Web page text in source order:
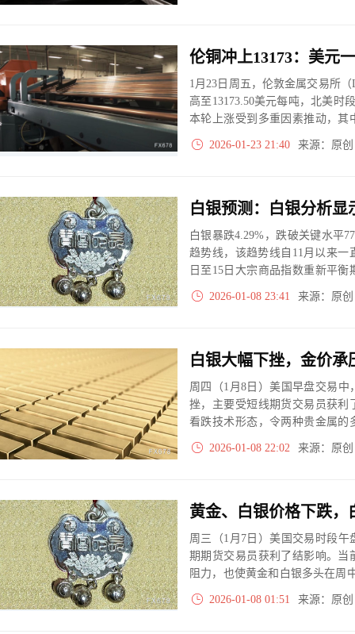
伦铜冲上13173：美元
1月23日周五，伦敦金属交易所
高至13173.50美元每吨，北美时
本轮上涨受到多重因素推动，其
得自去年6月以来最明显的单周
力上升，非美资金购买意愿增
2026-01-23 21:40 来源：原
白银预测：白银分析
白银暴跌4.29%，跌破关键水平
趋势线，该趋势线自11月以来一
日至15日大宗商品指数重新平
风险。
2026-01-08 23:41 来源：原
白银大幅下挫，金价承
周四（1月8日）美国早盘交易
挫，主要受短线期货交易员获利
看跌技术形态，令两种贵金属的
的交易格言称，成熟的牛市需
这两种贵金属似乎正缺乏此类利
2026-01-08 22:02 来源：原
黄金、白银价格下跌，
周三（1月7日）美国交易时段
期期货交易员获利了结影响。当
阻力，也使黄金和白银多头在周
报4467.2美元/盎司，下跌28.9美
下跌2.819美元。
2026-01-08 01:51 来源：原